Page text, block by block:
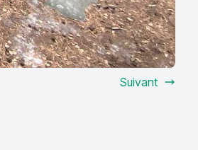
Suivant